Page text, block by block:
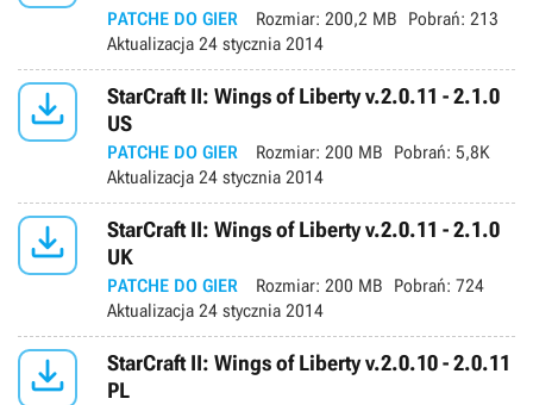
PATCHE DO GIER Rozmiar: 200,2 MB Pobrań: 213
Aktualizacja 24 stycznia 2014

StarCraft II: Wings of Liberty v.2.0.11 - 2.1.0
US
PATCHE DO GIER Rozmiar: 200 MB Pobrań: 5,8K
Aktualizacja 24 stycznia 2014

StarCraft II: Wings of Liberty v.2.0.11 - 2.1.0
UK
PATCHE DO GIER Rozmiar: 200 MB Pobrań: 724
Aktualizacja 24 stycznia 2014

StarCraft II: Wings of Liberty v.2.0.10 - 2.0.11
PL